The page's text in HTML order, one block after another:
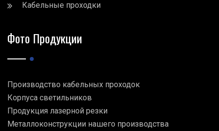
Кабельные проходки
Фото Продукции
Производство кабельных проходок
Корпуса светильников
Продукция лазерной резки
Металлоконструкции нашего производства